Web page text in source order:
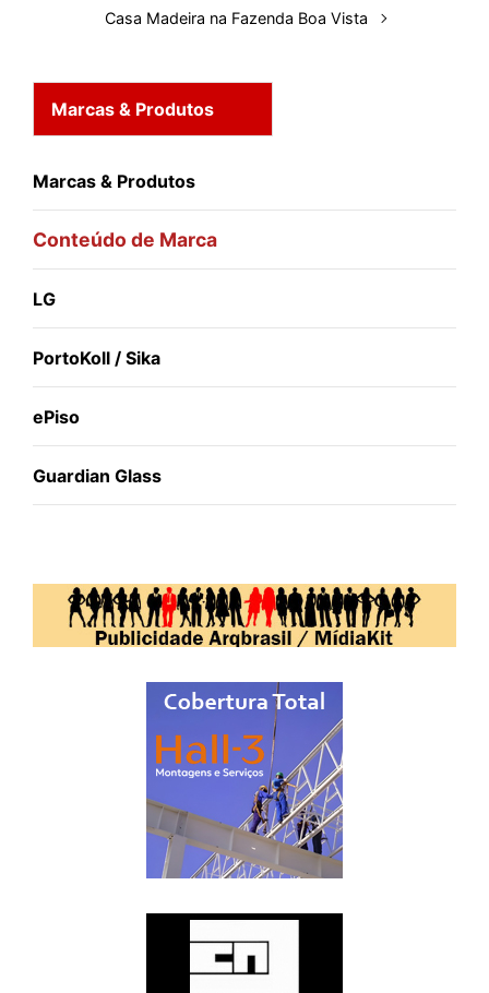
Casa Madeira na Fazenda Boa Vista
Marcas & Produtos
Marcas & Produtos
Conteúdo de Marca
LG
PortoKoll / Sika
ePiso
Guardian Glass